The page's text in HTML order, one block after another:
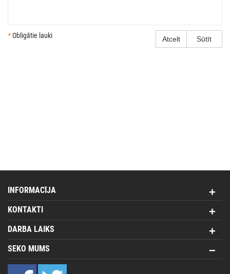
*Obligātie lauki Atcelt Sūtīt
INFORMACĪJA
KONTAKTI
DARBA LAIKS
SEKO MUMS